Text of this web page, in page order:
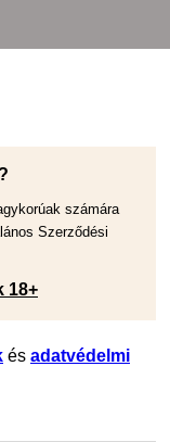
számára
Szerződési
18+
és adatvédelmi